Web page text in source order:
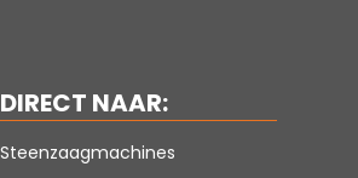
DIRECT NAAR:
Steenzaagmachines